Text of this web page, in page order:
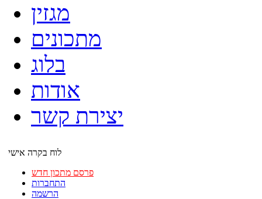
מגזין
מתכונים
בלוג
אודות
יצירת קשר
לוח בקרה אישי
פרסם מתכון חדש
התחברות
הרשמה